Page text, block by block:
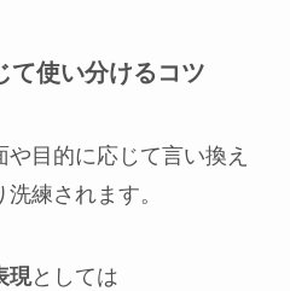
て使い分けるコツ
目的に応じて言い換え
練されます。
現としては